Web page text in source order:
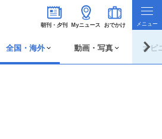
朝刊・夕刊 Myニュース おでかけ
全国・海外 動画・写真 オピ